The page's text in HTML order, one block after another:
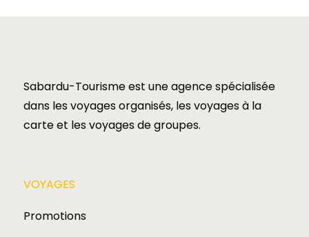
Sabardu-Tourisme est une agence spécialisée
dans les voyages organisés, les voyages à la
carte et les voyages de groupes.​
VOYAGES​
Promotions